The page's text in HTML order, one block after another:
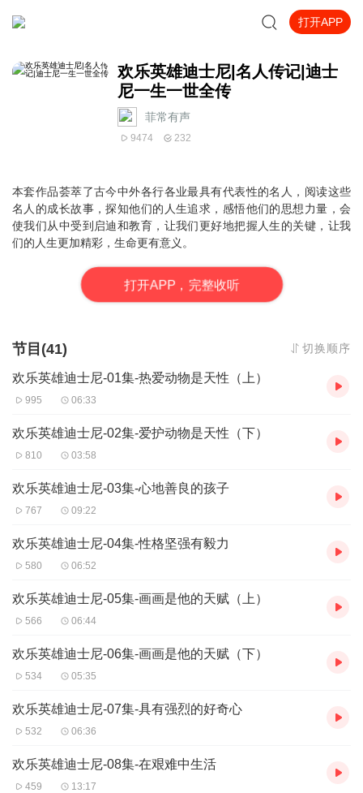
打开APP
欢乐英雄迪士尼|名人传记|迪士
尼一生一世全传
菲常有声
9474 232
本套作品荟萃了古今中外各行各业最具有代表性的名人，阅读这些
名人的成长故事，探知他们的人生追求，感悟他们的思想力量，会
使我们从中受到启迪和教育，让我们更好地把握人生的关键，让我
们的人生更加精彩，生命更有意义。
打开APP，完整收听
节目(41) 切换顺序
欢乐英雄迪士尼-01集-热爱动物是天性（上）
995 06:33
欢乐英雄迪士尼-02集-爱护动物是天性（下）
810 03:58
欢乐英雄迪士尼-03集-心地善良的孩子
767 09:22
欢乐英雄迪士尼-04集-性格坚强有毅力
580 06:52
欢乐英雄迪士尼-05集-画画是他的天赋（上）
566 06:44
欢乐英雄迪士尼-06集-画画是他的天赋（下）
534 05:35
欢乐英雄迪士尼-07集-具有强烈的好奇心
532 06:36
欢乐英雄迪士尼-08集-在艰难中生活
459 13:17